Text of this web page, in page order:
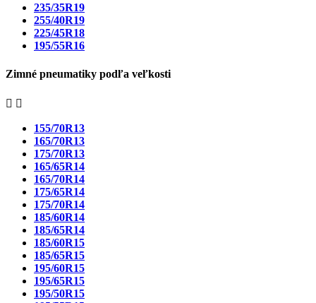
235/35R19
255/40R19
225/45R18
195/55R16
Zimné pneumatiky podľa veľkosti
 
155/70R13
165/70R13
175/70R13
165/65R14
165/70R14
175/65R14
175/70R14
185/60R14
185/65R14
185/60R15
185/65R15
195/60R15
195/65R15
195/50R15